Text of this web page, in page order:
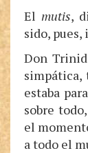
Elmutis,
sido,
Don
simpática,
estaba
sobre
el
a todo el